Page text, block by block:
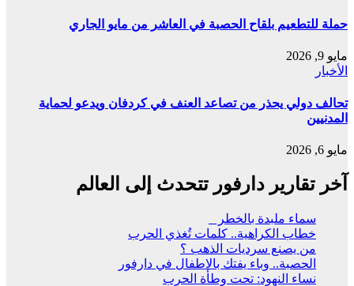
حملة للتطعيم بلقاح الحصبة في العاشر من مايو الجاري
مايو 9, 2026
الأخبار
تحالف دولي يحذر من تصاعد العنف في كردفان ويدعو لحماية
المدنيين
مايو 6, 2026
آخر تقارير دارفور تتحدث إلى العالم
ﺳﻤﺎء ﻣﻠﺒﺪة ﺑﺎﻟﺨﻄﺮ
خطاب الكراهية.. كلمات تُغذي الحرب
من يصنع سرديات الذهب ؟
الحصبة.. وباء يفتك بالاطفال في دارفور
نساء النهود: تحت وطأة الحرب